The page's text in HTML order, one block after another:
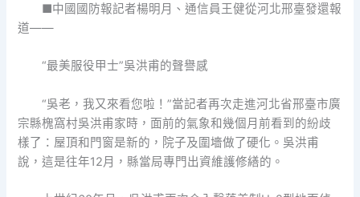
■中國國防報記者楊明月、通信員王健從河北邢臺發還報
道——
“最美服役甲士”吳洪甫的聲譽感
“吳老，我又來看您啦！”當記者再次走進河北省邢臺市廣
宗縣槐窩村吳洪甫家時，面前的氣象和幾個月前看到的紛歧
樣了：屋頂和門窗是新的，院子及圍墻做了硬化。吳洪甫
說，這是往年12月，縣當局專門出資維護修繕的。